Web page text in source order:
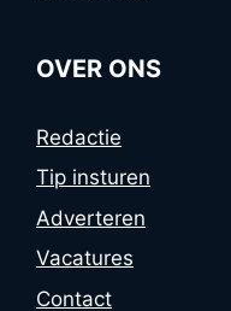
OVER ONS
Redactie
Tip insturen
Adverteren
Vacatures
Contact